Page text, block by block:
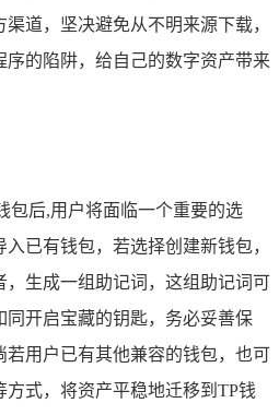
道，坚决避免从不明来源下载，
序的陷阱，给自己的数字资产带来
包后,用户将面临一个重要的选
已有钱包，若选择创建新钱包，
，生成一组助记词，这组助记词可
同开启宝藏的钥匙，务必妥善保
若用户已有其他兼容的钱包，也可
式，将资产平稳地迁移到TP钱